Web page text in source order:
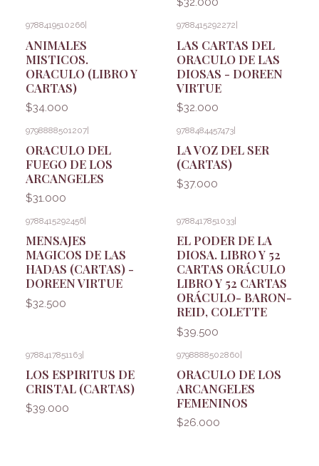
9788419510266
ANIMALES
MISTICOS.
ORACULO (LIBRO Y
CARTAS)
$34.000
9788415292272
LAS CARTAS DEL
ORACULO DE LAS
DIOSAS - DOREEN
VIRTUE
$32.000
9798888501207|
ORACULO DEL
FUEGO DE LOS
ARCANGELES
$31.000
9788484457473|
LA VOZ DEL SER
(CARTAS)
$37.000
9788415292456
MENSAJES
MAGICOS DE LAS
HADAS (CARTAS) -
DOREEN VIRTUE
$32.500
9788417851033
EL PODER DE LA
DIOSA. LIBRO Y 52
CARTAS ORÁCULO
LIBRO Y 52 CARTAS
ORÁCULO- BARON-
REID, COLETTE
$39.500
9788417851163|
LOS ESPIRITUS DE
CRISTAL (CARTAS)
$39.000
9798888502860|
ORACULO DE LOS
ARCANGELES
FEMENINOS
$26.000